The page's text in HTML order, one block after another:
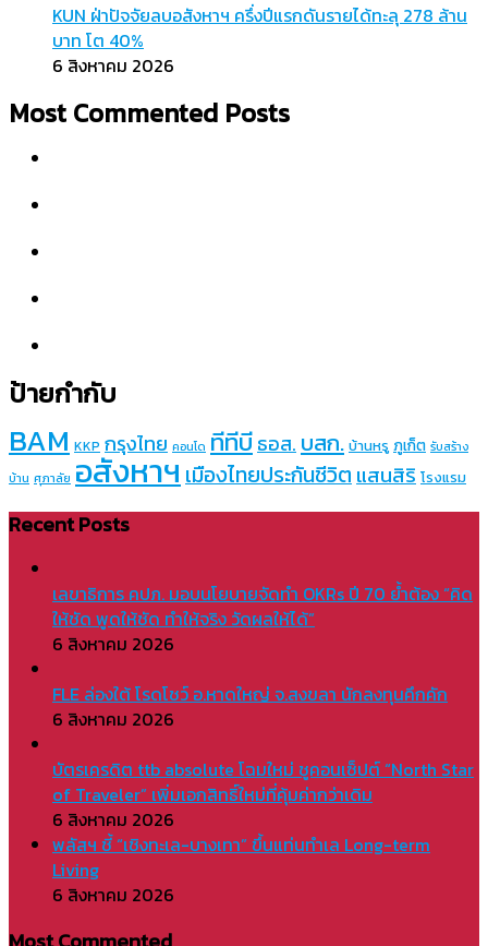
KUN ฝ่าปัจจัยลบอสังหาฯ ครึ่งปีแรกดันรายได้ทะลุ 278 ล้าน
บาท โต 40%
6 สิงหาคม 2026
Most Commented Posts
ป้ายกำกับ
BAM KKP กรุงไทย คอนโด ทีทีบีธอส. บสก. บ้านหรู ภูเก็ต รับสร้าง
บ้าน ศุภาลัย อสังหาฯเมืองไทยประกันชีวิต แสนสิริ โรงแรม
Recent Posts
เลขาธิการ คปภ. มอบนโยบายจัดทำ OKRs ปี 70 ย้ำต้อง “คิด
ให้ชัด พูดให้ชัด ทำให้จริง วัดผลให้ได้”
6 สิงหาคม 2026
FLE ล่องใต้ โรดโชว์ อ.หาดใหญ่ จ.สงขลา นักลงทุนคึกคัก
6 สิงหาคม 2026
บัตรเครดิต ttb absolute โฉมใหม่ ชูคอนเซ็ปต์ “North Star
of Traveler” เพิ่มเอกสิทธิ์ใหม่ที่คุ้มค่ากว่าเดิม
6 สิงหาคม 2026
พลัสฯ ชี้ “เชิงทะเล-บางเทา” ขึ้นแท่นทำเล Long-term
Living
6 สิงหาคม 2026